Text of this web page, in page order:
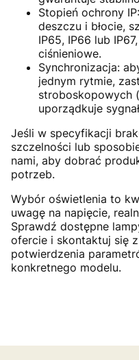
Stopień ochrony
deszczu i błocie,
IP65, IP66 lub
ciśnieniowe.
Synchronizacja:
jednym rytmie,
stroboskopowych
uporządkuje
Jeśli w specyfikacji
szczelności lub
nami, aby dobrać
potrzeb.
Wybór oświetlenia to
uwagę na napięcie,
Sprawdź dostępne
ofercie i skontaktuj się
potwierdzenia
konkretnego modelu.